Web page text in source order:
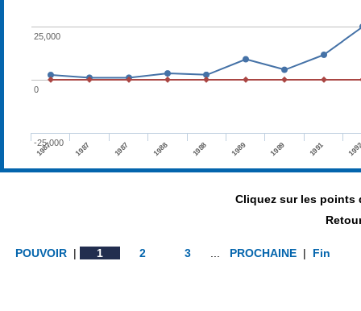
1987 1987 1987 1988 1988 1989 1989 1991
0
-25,000
25,000
Cliquez sur les points
POUVOIR | 1 2 3 PROCHAINE | Fin